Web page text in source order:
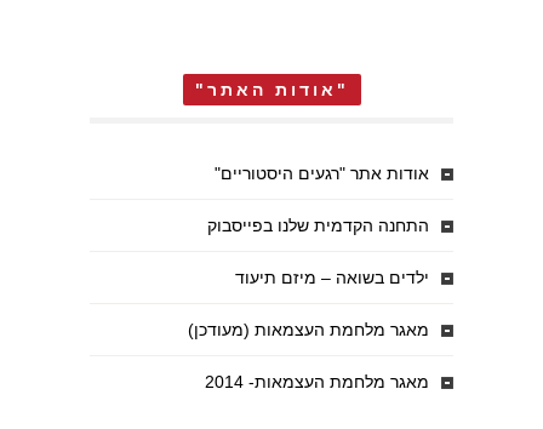
"אודות האתר"
אודות אתר "רגעים היסטוריים"
התחנה הקדמית שלנו בפייסבוק
ילדים בשואה – מיזם תיעוד
מאגר מלחמת העצמאות (מעודכן)
מאגר מלחמת העצמאות- 2014